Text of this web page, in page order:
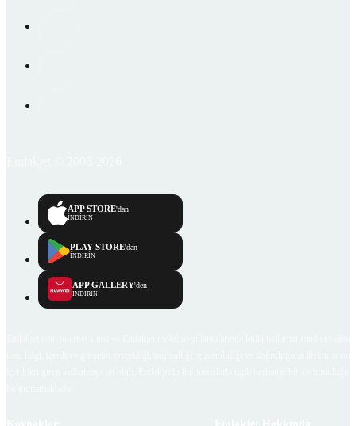
APP STORE'dan
İNDİRİN
PLAY STORE'dan
İNDİRİN
APP GALLERY'den
İNDİRİN